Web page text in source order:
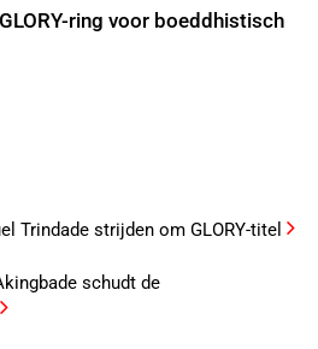
ring voor boeddhistisch
Trindade strijden om GLORY-titel
schudt de